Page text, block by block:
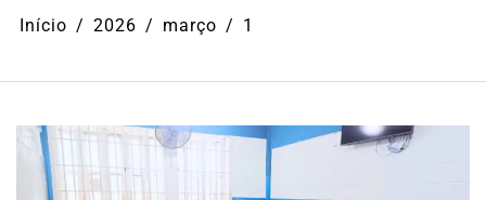
Início 2026 março 1